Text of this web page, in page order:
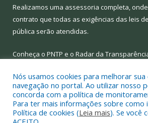
Realizamos uma assessoria completa,
contrato que todas as exigências das leis
pública serão atendidas.
Conheça o PNTP e o Radar da
Todos os direitos reservados a Prefeitura
do Ajuru.
Nós usamos cookies para melhorar sua
navegação no portal. Ao utilizar nosso
concorda com a política de
Para ter mais informações sobre como
Política de cookies (Leia mais). Se você